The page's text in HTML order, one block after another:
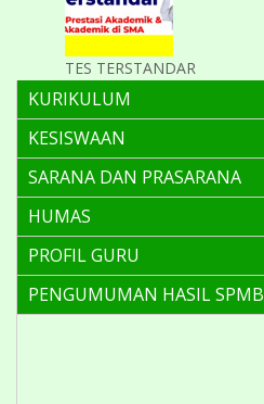
TES TERSTANDAR
KURIKULUM
KESISWAAN
SARANA DAN PRASARANA
HUMAS
PROFIL GURU
PENGUMUMAN HASIL SPMB